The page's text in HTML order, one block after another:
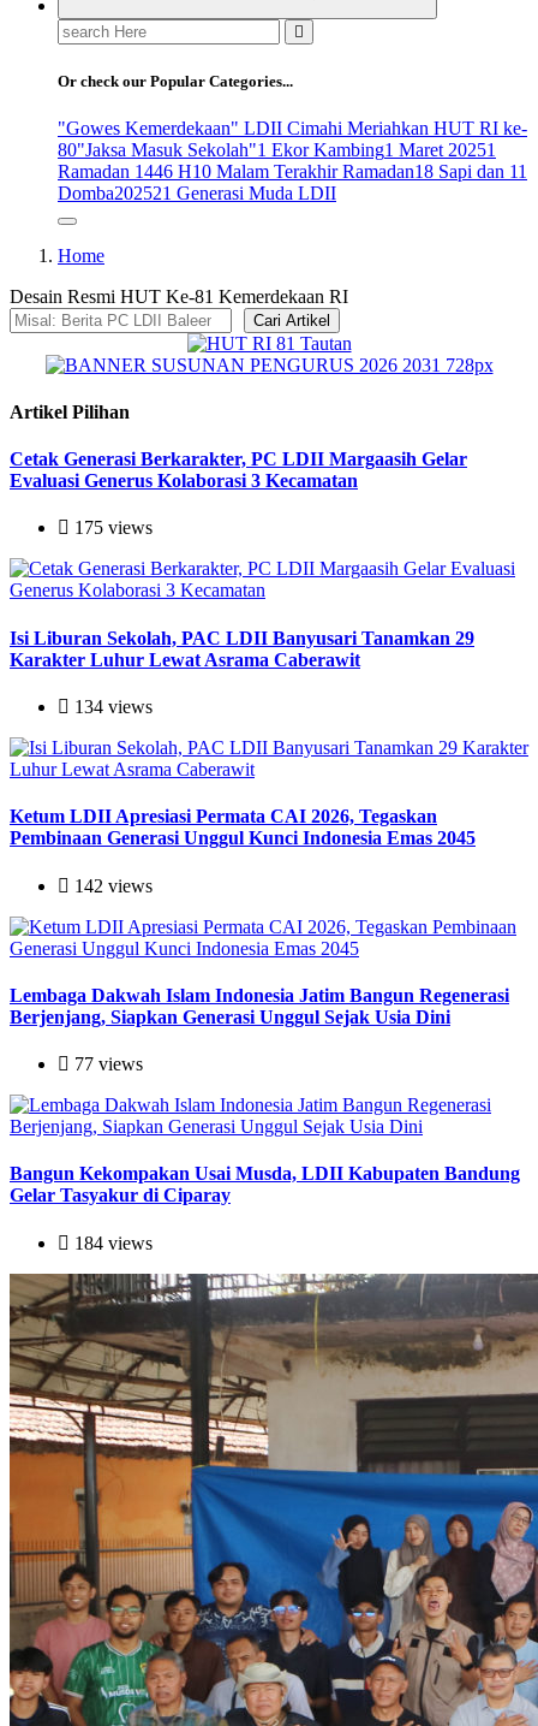
Search
for:
Or check our Popular Categories...
"Gowes Kemerdekaan" LDII Cimahi Meriahkan HUT RI ke-
80"Jaksa Masuk Sekolah"1 Ekor Kambing1 Maret 20251
Ramadan 1446 H10 Malam Terakhir Ramadan18 Sapi dan 11
Domba202521 Generasi Muda LDII
Home
Desain Resmi HUT Ke-81 Kemerdekaan RI
Cari Artikel
Artikel Pilihan
Cetak Generasi Berkarakter, PC LDII Margaasih Gelar
Evaluasi Generus Kolaborasi 3 Kecamatan
175 views
Isi Liburan Sekolah, PAC LDII Banyusari Tanamkan 29
Karakter Luhur Lewat Asrama Caberawit
134 views
Ketum LDII Apresiasi Permata CAI 2026, Tegaskan
Pembinaan Generasi Unggul Kunci Indonesia Emas 2045
142 views
Lembaga Dakwah Islam Indonesia Jatim Bangun Regenerasi
Berjenjang, Siapkan Generasi Unggul Sejak Usia Dini
77 views
Bangun Kekompakan Usai Musda, LDII Kabupaten Bandung
Gelar Tasyakur di Ciparay
184 views